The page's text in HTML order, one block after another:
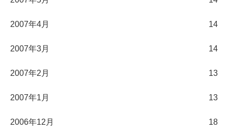
2007年4月 14
2007年3月 14
2007年2月 13
2007年1月 13
2006年12月 18